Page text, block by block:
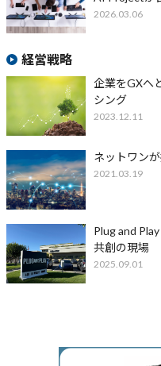
2026.03.06
経営戦略
企業をGXへ
シング
2023.12.11
ネットワン
2021.03.19
Plug and
共創の現場
2025.09.01